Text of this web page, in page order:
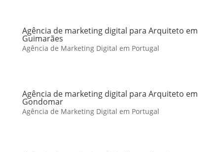
Agência de marketing digital para Arquiteto em
Guimarães
Agência de Marketing Digital em Portugal
Agência de marketing digital para Arquiteto em
Gondomar
Agência de Marketing Digital em Portugal